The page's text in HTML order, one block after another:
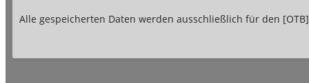
Alle gespeicherten Daten werden ausschließlich für den